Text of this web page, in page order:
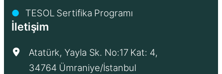
● TESOL Sertifika Programı
İletişim
Atatürk, Yayla Sk. No:17 Kat: 4,
34764 Ümraniye/İstanbul